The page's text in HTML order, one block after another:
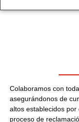
Colaboramos con
asegurándonos de
altos establecidos
proceso de